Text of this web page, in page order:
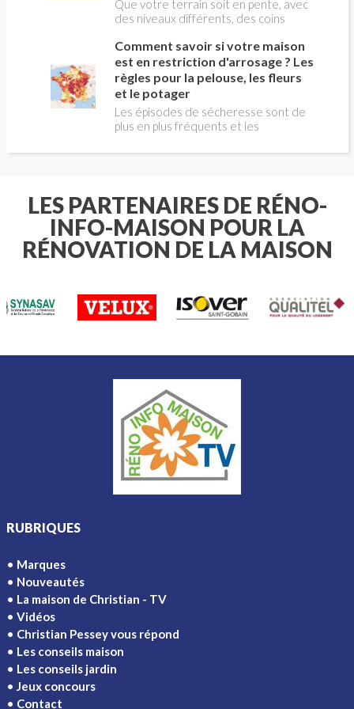
Que votre terrain soit en pente, avec
des niveaux différents, des coins
commun : découvrez comment poser
une clôture en PVC qui s'ajuste
parfaitement à votre espace. Nos
astuces vous aideront à garder un
rendu uniforme, résistant et
esthétique, sans que cela n'affecte la
beauté de votre extérieur.
Comment savoir si votre maison
est en restriction d'arrosage ? Les
règles pour la pelouse, les fleurs
et le potager
Les épisodes de sécheresse sont de
plus en plus fréquents et les
désormais de nombreuses communes
de fleurs ou votre potager , il est
essentiel de connaître les règles
applicables à votre domicile.
LES PARTENAIRES DE RÉNO-
INFO-MAISON POUR LA
RÉNOVATION DE LA MAISON
RUBRIQUES
Marques
Nouveautés
La maison de Christian - TV
Vidéos
Christian Pessey vous répond
Les conseils maison
Les conseils jardin
Jeux concours
Contact